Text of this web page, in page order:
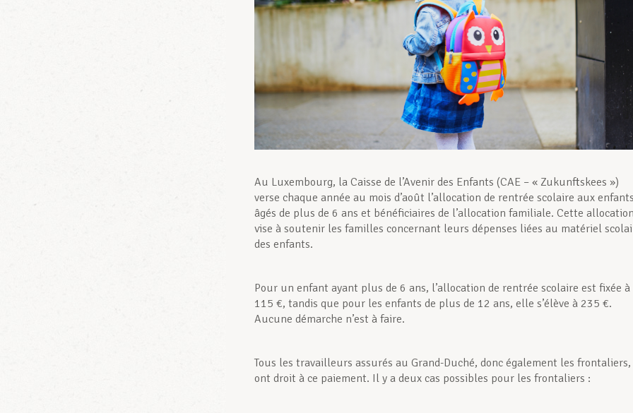
Au Luxembourg, la Caisse de l’Avenir des Enfants (CAE – « Zukunftskees »)
verse chaque année au mois d’août l’allocation de rentrée scolaire aux enfants
âgés de plus de 6 ans et bénéficiaires de l’allocation familiale. Cette allocation
vise à soutenir les familles concernant leurs dépenses liées au matériel
des enfants.
Pour un enfant ayant plus de 6 ans, l’allocation de rentrée scolaire est fixée à
115 €, tandis que pour les enfants de plus de 12 ans, elle s’élève à 235 €.
Aucune démarche n’est à faire.
Tous les travailleurs assurés au Grand-Duché, donc également les frontaliers,
ont droit à ce paiement. Il y a deux cas possibles pour les frontaliers :